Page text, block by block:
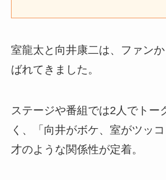
室龍太と向井康二は、ファン
ばれてきました。
ステージや番組では2人でトー
く、「向井がボケ、室がツッ
才のような関係性が定着。